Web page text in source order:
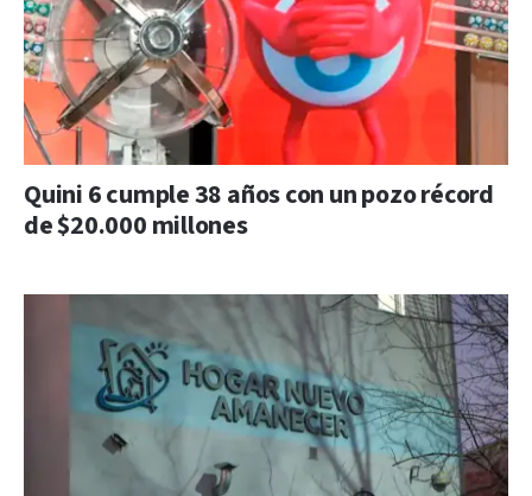
Quini 6 cumple 38 años con un pozo récord
de $20.000 millones